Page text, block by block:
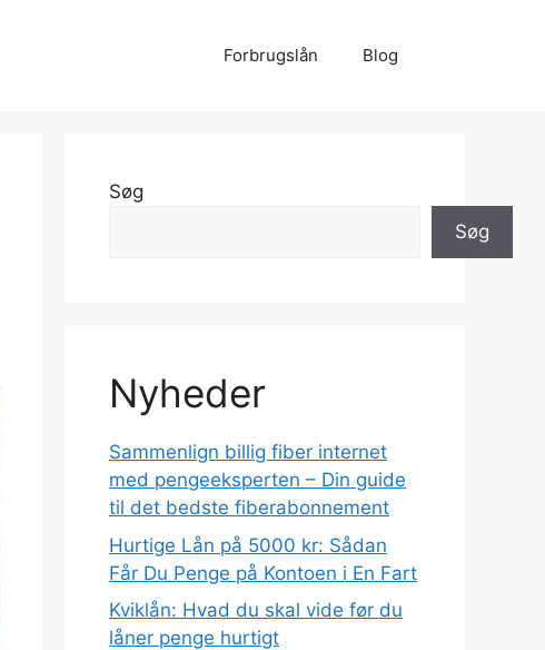
Forbrugslån Blog
Søg
Søg
Nyheder
Sammenlign billig fiber internet
med pengeeksperten – Din guide
til det bedste fiberabonnement
Hurtige Lån på 5000 kr: Sådan
Får Du Penge på Kontoen i En Fart
Kviklån: Hvad du skal vide før du
låner penge hurtigt